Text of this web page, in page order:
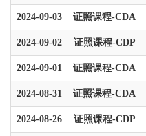
2024-09-03 证照课程-CDA
2024-09-02 证照课程-CDP
2024-09-01 证照课程-CDA
2024-08-31 证照课程-CDA
2024-08-26 证照课程-CDP